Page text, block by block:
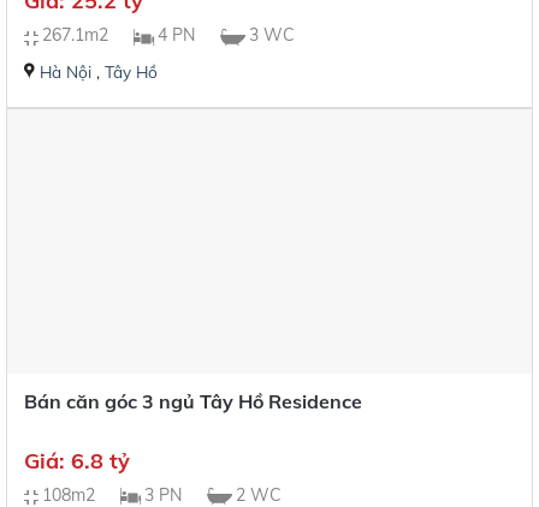
267.1m2 4 PN 3 WC
Hà Nội, Tây Hồ
Bán căn góc 3 ngủ Tây Hồ Residence
Giá: 6.8 tỷ
108m2 3 PN 2 WC